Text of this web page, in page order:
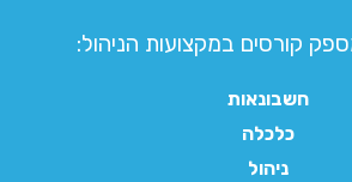
קורסים במקצועות הניהול:
חשבונאות
כלכלה
ניהול